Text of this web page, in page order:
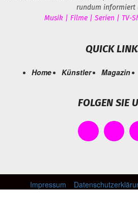
rundum informiert
Musik | Filme | Serien | TV-
QUICK
Home Künstler Magazin
FOLGEN SIE
Impressum